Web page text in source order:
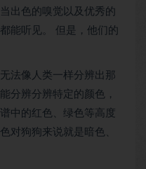
出色的嗅觉以及优秀的
能听见。 但是，他们的
法像人类一样分辨出那
分辨分辨特定的颜色，
中的红色、绿色等高度
对狗狗来说就是暗色、